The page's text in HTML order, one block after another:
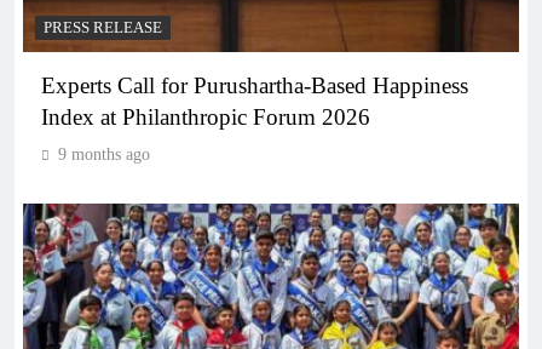
PRESS RELEASE
Experts Call for Purushartha-Based Happiness
Index at Philanthropic Forum 2026
9 months ago